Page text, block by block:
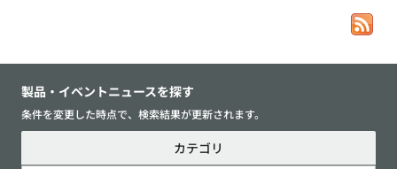
製品・イベントニュースを探す
条件を変更した時点で、検索結果が更新されます。
カテゴリ